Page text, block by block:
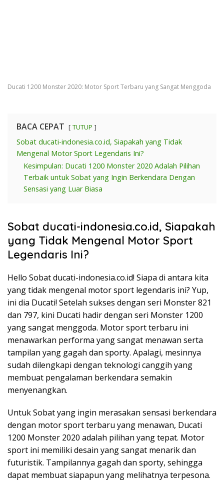
Ducati 1200 Monster 2020: Motor Sport Terbaru yang Sangat Menggoda
BACA CEPAT TUTUP
Sobat ducati-indonesia.co.id, Siapakah yang Tidak
Mengenal Motor Sport Legendaris Ini?
Kesimpulan: Ducati 1200 Monster 2020 Adalah Pilihan
Terbaik untuk Sobat yang Ingin Berkendara Dengan
Sensasi yang Luar Biasa
Sobat ducati-indonesia.co.id, Siapakah
yang Tidak Mengenal Motor Sport
Legendaris Ini?
Hello Sobat ducati-indonesia.co.id! Siapa di antara kita
yang tidak mengenal motor sport legendaris ini? Yup,
ini dia Ducati! Setelah sukses dengan seri Monster 821
dan 797, kini Ducati hadir dengan seri Monster 1200
yang sangat menggoda. Motor sport terbaru ini
menawarkan performa yang sangat menawan serta
tampilan yang gagah dan sporty. Apalagi, mesinnya
sudah dilengkapi dengan teknologi canggih yang
membuat pengalaman berkendara semakin
menyenangkan.
Untuk Sobat yang ingin merasakan sensasi berkendara
dengan motor sport terbaru yang menawan, Ducati
1200 Monster 2020 adalah pilihan yang tepat. Motor
sport ini memiliki desain yang sangat menarik dan
futuristik. Tampilannya gagah dan sporty, sehingga
dapat membuat siapapun yang melihatnya terpesona.